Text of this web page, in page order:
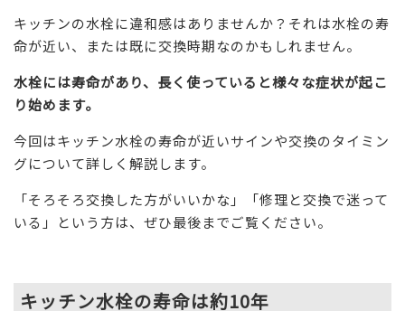
キッチンの水栓に違和感はありませんか？それは水栓の寿
命が近い、または既に交換時期なのかもしれません。
水栓には寿命があり、長く使っていると様々な症状が起こ
り始めます。
今回はキッチン水栓の寿命が近いサインや交換のタイミン
グについて詳しく解説します。
「そろそろ交換した方がいいかな」「修理と交換で迷って
いる」という方は、ぜひ最後までご覧ください。
キッチン水栓の寿命は約10年